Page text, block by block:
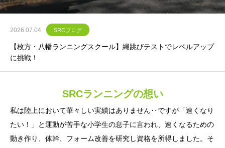
2026.07.04 SRCブログ
【枚方・八幡ランニングスクール】縄跳びテストでレベルアップ
に挑戦！
SRCランニングの想い
私は陸上において華々しい実績はありません‥ですが「速くなり
たい！」と運動が苦手な小学生の息子に言われ、 速くなるための
動き作り、体幹、フォーム改善を研究し資格を所得しました。 そ